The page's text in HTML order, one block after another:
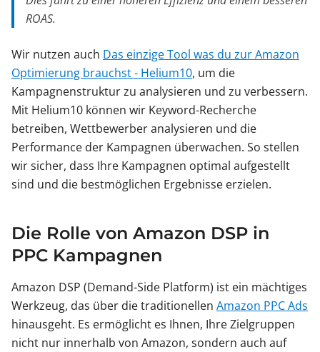
ROAS.
Wir nutzen auch Das einzige Tool was du zur Amazon
Optimierung brauchst - Helium10, um die
Kampagnenstruktur zu analysieren und zu verbessern.
Mit Helium10 können wir Keyword-Recherche
betreiben, Wettbewerber analysieren und die
Performance der Kampagnen überwachen. So stellen
wir sicher, dass Ihre Kampagnen optimal aufgestellt
sind und die bestmöglichen Ergebnisse erzielen.
Die Rolle von Amazon DSP in
PPC Kampagnen
Amazon DSP (Demand-Side Platform) ist ein mächtiges
Werkzeug, das über die traditionellen Amazon PPC Ads
hinausgeht. Es ermöglicht es Ihnen, Ihre Zielgruppen
nicht nur innerhalb von Amazon, sondern auch auf